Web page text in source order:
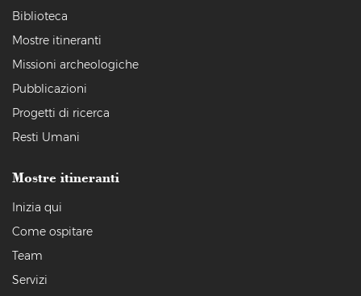
Biblioteca
Mostre itineranti
Missioni archeologiche
Pubblicazioni
Progetti di ricerca
Resti Umani
Mostre itineranti
Inizia qui
Come ospitare
Team
Servizi